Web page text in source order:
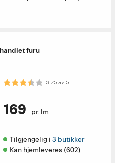
furu
Karakter: 3.8 av 5 mulige
3.75av5
169 pr. lm
Tilgjengelig i 3 butikker
Kan hjemleveres (602)